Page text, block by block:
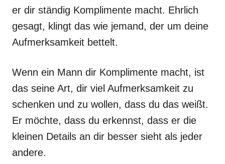
er dir ständig Komplimente macht. Ehrlich
gesagt, klingt das wie jemand, der um deine
Aufmerksamkeit bettelt.
Wenn ein Mann dir Komplimente macht, ist
das seine Art, dir viel Aufmerksamkeit zu
schenken und zu wollen, dass du das weißt.
Er möchte, dass du erkennst, dass er die
kleinen Details an dir besser sieht als jeder
andere.